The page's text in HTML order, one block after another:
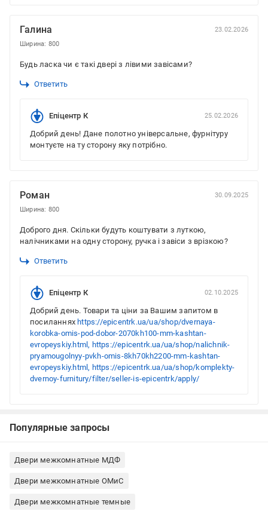
Галина
23.02.2026
Ширина: 800
Будь ласка чи є такі двері з лівими завісами?
Ответить
Епіцентр К 25.02.2026
Добрий день! Дане полотно універсальне, фурнітуру
монтуєте на ту сторону яку потрібно.
Роман
30.09.2025
Ширина: 800
Доброго дня. Скільки будуть коштувати з луткою,
налічниками на одну сторону, ручка і завіси з врізкою?
Ответить
Епіцентр К 02.10.2025
Добрий день. Товари та ціни за Вашим запитом в
посиланнях https://epicentrk.ua/ua/shop/dvernaya-
korobka-omis-pod-dobor-2070kh100-mm-kashtan-
evropeyskiy.html, https://epicentrk.ua/ua/shop/nalichnik-
pryamougolnyy-pvkh-omis-8kh70kh2200-mm-kashtan-
evropeyskiy.html, https://epicentrk.ua/ua/shop/komplekty-
dvernoy-furnitury/filter/seller-is-epicentrk/apply/
Популярные запросы
Двери межкомнатные МДФ
Двери межкомнатные ОМиС
Двери межкомнатные темные